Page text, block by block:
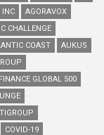
INC
AGORAVOX
CHALLENGE
COAST
AUKUS
GLOBAL 500
COVID-19